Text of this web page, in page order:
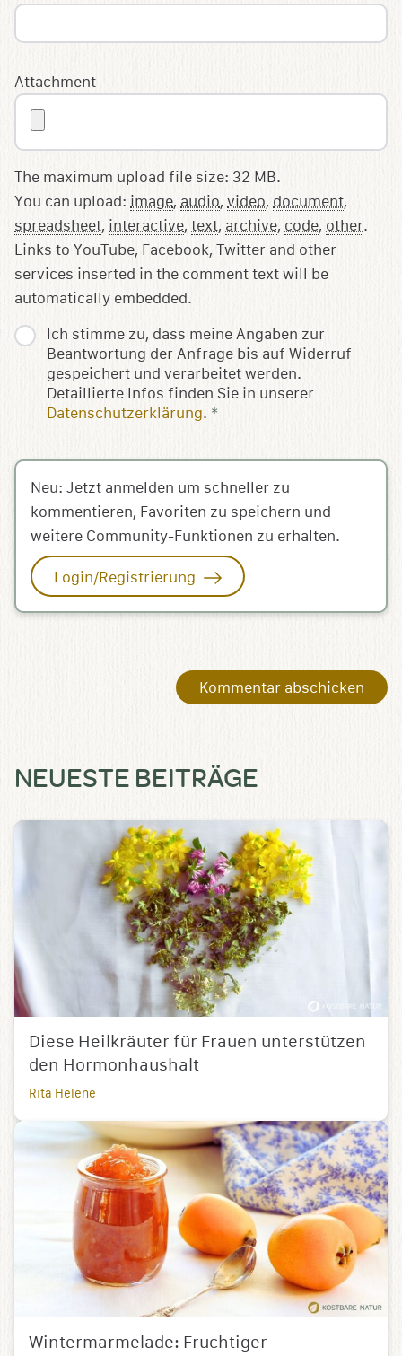
Ich stimme zu, dass meine Angaben zur
Beantwortung der Anfrage bis auf Widerruf
gespeichert und verarbeitet werden.
Detaillierte Infos finden Sie in unserer
Datenschutzerklärung. *
Attachment
The maximum upload file size: 32 MB.
You can upload: image, audio, video, document,
spreadsheet, interactive, text, archive, code, other.
Links to YouTube, Facebook, Twitter and other
services inserted in the comment text will be
automatically embedded.
Neu: Jetzt anmelden um schneller zu
kommentieren, Favoriten zu speichern und
weitere Community-Funktionen zu erhalten.
Login/Registrierung
NEUESTE BEITRÄGE
Diese Heilkräuter für Frauen unterstützen
den Hormonhaushalt
Rita Helene
Wintermarmelade: Fruchtiger